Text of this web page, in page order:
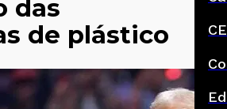
das
de plástico